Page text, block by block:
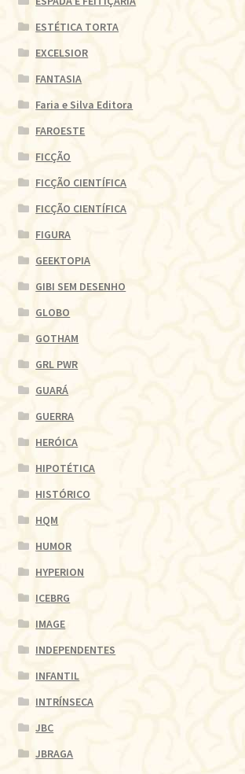
ESTÉTICA TORTA
EXCELSIOR
FANTASIA
Faria e Silva Editora
FAROESTE
FICÇÃO
FICÇÃO CIENTÍFICA
FICÇÃO CIENTÍFICA
FIGURA
GEEKTOPIA
GIBI SEM DESENHO
GLOBO
GOTHAM
GRL PWR
GUARÁ
GUERRA
HERÓICA
HIPOTÉTICA
HISTÓRICO
HQM
HUMOR
HYPERION
ICEBRG
IMAGE
INDEPENDENTES
INFANTIL
INTRÍNSECA
JBC
JBRAGA